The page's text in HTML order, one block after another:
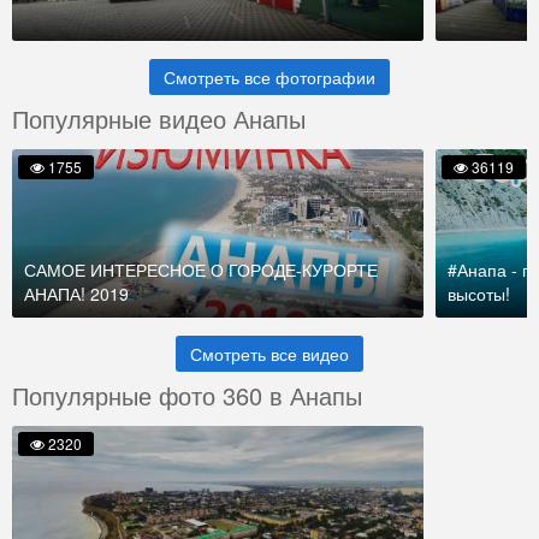
Смотреть все фотографии
Популярные видео Анапы
САМОЕ ИНТЕРЕСНОЕ О ГОРОДЕ-КУРОРТЕ
АНАПА! 2019
1755
#Анапа -
высоты!
36119
Смотреть все видео
Популярные фото 360 в Анапы
2320